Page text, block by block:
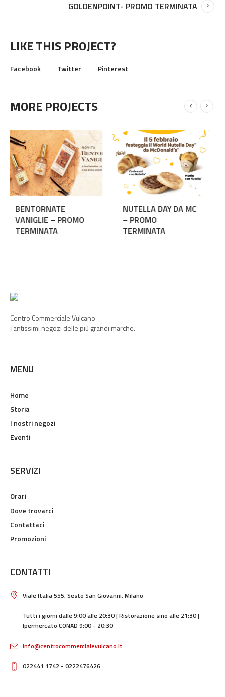
GOLDENPOINT- PROMO TERMINATA
LIKE THIS PROJECT?
Facebook Twitter Pinterest
MORE PROJECTS
NUTELLA DAY DA MC
– PROMO
TERMINATA
I SALDI CONBIPEL
NON FINISCONO MAI!
– PROMO
Centro Commerciale Vulcano
Home
Storia
I nostri negozi
Orari
Dove trovarci
Contattaci
Tutti i giorni dalle 9:00 alle 20:30 | Ristorazione sino alle 21:30 |